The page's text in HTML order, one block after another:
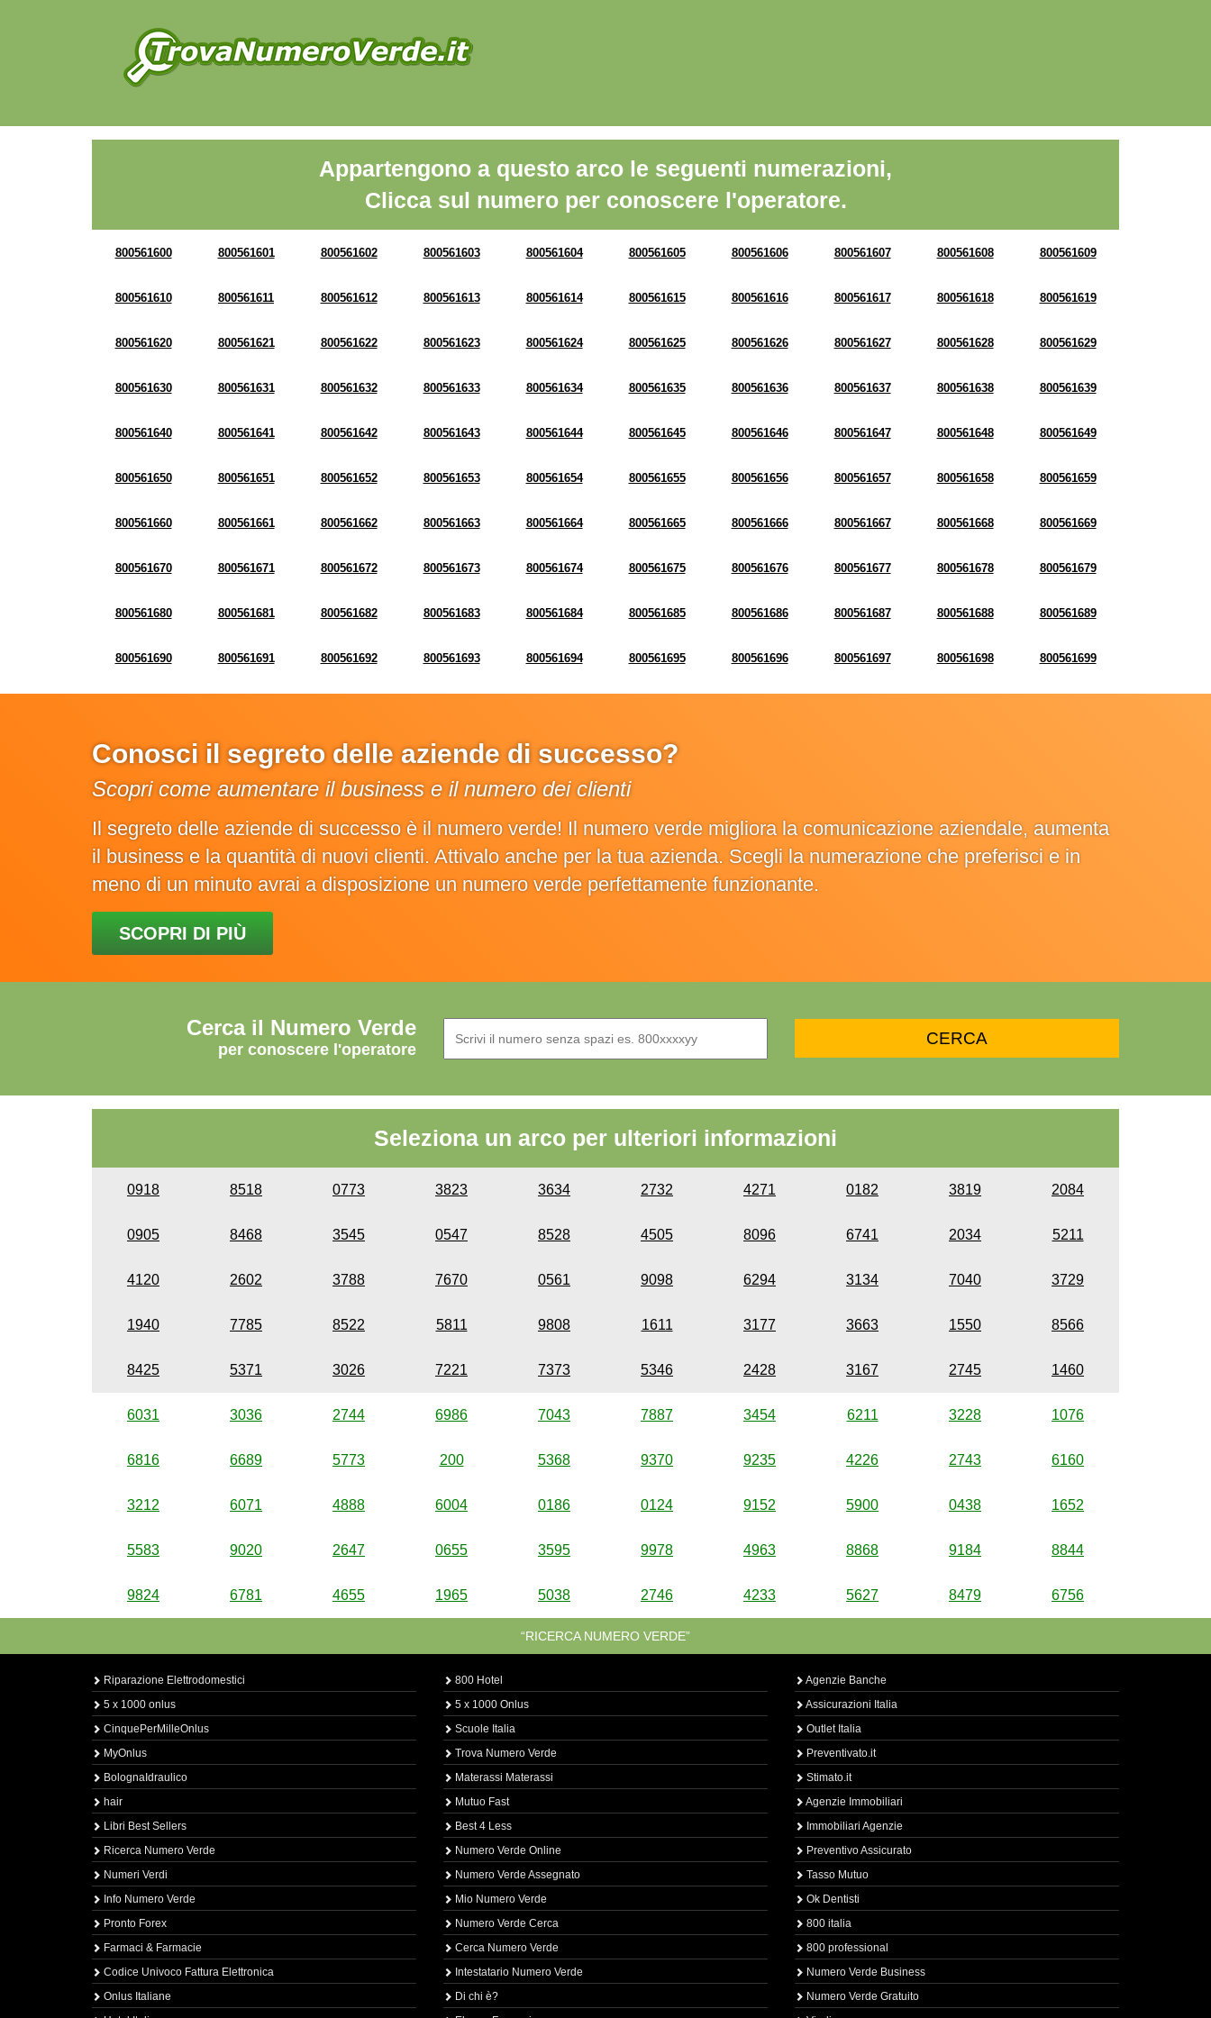
Appartengono a questo arco le seguenti numerazioni,
Clicca sul numero per conoscere l'operatore.
800561600 800561601 800561602 800561603 800561604 800561605 800561606 800561607 800561608 800561609
800561610 800561611 800561612 800561613 800561614 800561615 800561616 800561617 800561618 800561619
800561620 800561621 800561622 800561623 800561624 800561625 800561626 800561627 800561628 800561629
800561630 800561631 800561632 800561633 800561634 800561635 800561636 800561637 800561638 800561639
800561640 800561641 800561642 800561643 800561644 800561645 800561646 800561647 800561648 800561649
800561650 800561651 800561652 800561653 800561654 800561655 800561656 800561657 800561658 800561659
800561660 800561661 800561662 800561663 800561664 800561665 800561666 800561667 800561668 800561669
800561670 800561671 800561672 800561673 800561674 800561675 800561676 800561677 800561678 800561679
800561680 800561681 800561682 800561683 800561684 800561685 800561686 800561687 800561688 800561689
800561690 800561691 800561692 800561693 800561694 800561695 800561696 800561697 800561698 800561699
Conosci il segreto delle aziende di successo?
Scopri come aumentare il business e il numero dei clienti
Il segreto delle aziende di successo è il numero verde! Il numero verde migliora la comunicazione aziendale, aumenta
il business e la quantità di nuovi clienti. Attivalo anche per la tua azienda. Scegli la numerazione che preferisci e in
meno di un minuto avrai a disposizione un numero verde perfettamente funzionante.
SCOPRI DI PIÙ
Cerca il Numero Verde
per conoscere l'operatore
Seleziona un arco per ulteriori informazioni
0918 8518 0773 3823 3634 2732 4271 0182 3819 2084
0905 8468 3545 0547 8528 4505 8096 6741 2034 5211
4120 2602 3788 7670 0561 9098 6294 3134 7040 3729
1940 7785 8522 5811 9808 1611 3177 3663 1550 8566
8425 5371 3026 7221 7373 5346 2428 3167 2745 1460
6031 3036 2744 6986 7043 7887 3454 6211 3228 1076
6816 6689 5773 200 5368 9370 9235 4226 2743 6160
3212 6071 4888 6004 0186 0124 9152 5900 0438 1652
5583 9020 2647 0655 3595 9978 4963 8868 9184 8844
9824 6781 4655 1965 5038 2746 4233 5627 8479 6756
“RICERCA NUMERO VERDE”
Riparazione Elettrodomestici
5 x 1000 onlus
CinquePerMilleOnlus
MyOnlus
BolognaIdraulico
hair
Libri Best Sellers
Ricerca Numero Verde
Numeri Verdi
Info Numero Verde
Pronto Forex
Farmaci & Farmacie
Codice Univoco Fattura Elettronica
Onlus Italiane
800 Hotel
5 x 1000 Onlus
Scuole Italia
Trova Numero Verde
Materassi Materassi
Mutuo Fast
Best 4 Less
Numero Verde Online
Numero Verde Assegnato
Mio Numero Verde
Numero Verde Cerca
Cerca Numero Verde
Intestatario Numero Verde
Di chi è?
Agenzie Banche
Assicurazioni Italia
Outlet Italia
Preventivato.it
Stimato.it
Agenzie Immobiliari
Immobiliari Agenzie
Preventivo Assicurato
Tasso Mutuo
Ok Dentisti
800 italia
800 professional
Numero Verde Business
Numero Verde Gratuito